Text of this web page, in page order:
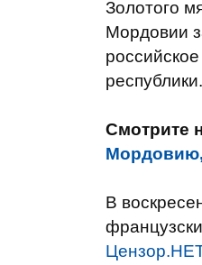
Золотого
Мордовии
республики.
Смотрите
Мордовию,
В